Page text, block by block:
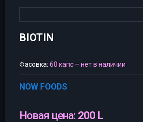
BIOTIN
Фасовка: 60 капс – нет в наличии
NOW FOODS
Новая цена: 200 L